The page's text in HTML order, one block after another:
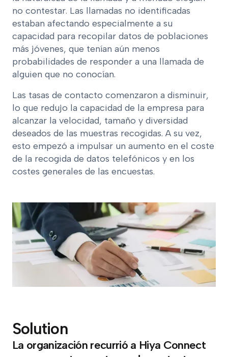
no contestar. Las llamadas no identificadas
estaban afectando especialmente a su
capacidad para recopilar datos de poblaciones
más jóvenes, que tenían aún menos
probabilidades de responder a una llamada de
alguien que no conocían.
Las tasas de contacto comenzaron a disminuir,
lo que redujo la capacidad de la empresa para
alcanzar la velocidad, tamaño y diversidad
deseados de las muestras recogidas. A su vez,
esto empezó a impulsar un aumento en el coste
de la recogida de datos telefónicos y en los
costes generales de las encuestas.
Solution
La organización recurrió a Hiya Connect